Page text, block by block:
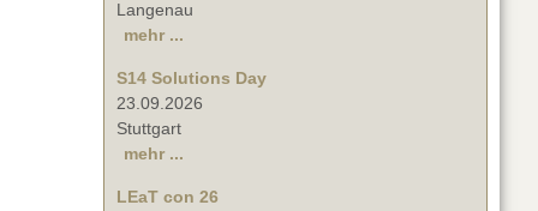
Langenau
mehr ...
S14 Solutions Day
23.09.2026
Stuttgart
mehr ...
LEaT con 26